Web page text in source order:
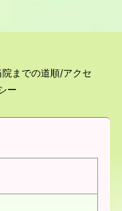
院までの道順/アクセ
ー